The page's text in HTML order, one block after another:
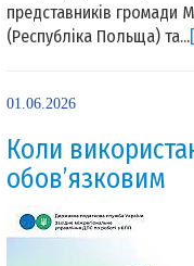
представників громади
(Республіка Польща) та...
01.06.2026
Коли
обов’язковим